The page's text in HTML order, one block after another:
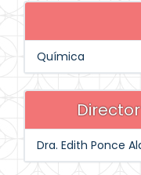
Química
Dra. Edith Ponce